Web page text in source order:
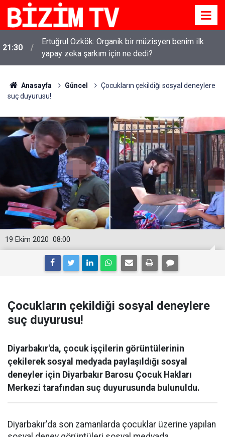
16:11
Kirli çamaşırlar ortaya serildi... ROK itirafçı mı oldu?
Fatih Altaylı'dan bomba iddia
Anasayfa Güncel
Çocukların çekildiği sosyal deneylere
suç duyurusu!
08:00
19 Ekim 2020
Çocukların çekildiği sosyal deneylere
suç duyurusu!
Diyarbakır'da, çocuk işçilerin görüntülerinin
çekilerek sosyal medyada paylaşıldığı sosyal
deneyler için Diyarbakır Barosu Çocuk Hakları
Merkezi tarafından suç duyurusunda bulunuldu.
Diyarbakır'da son zamanlarda çocuklar üzerine yapılan